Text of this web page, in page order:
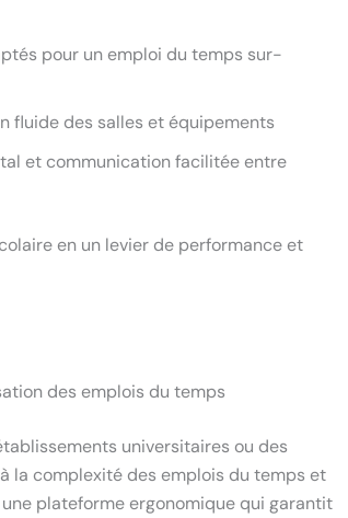
pour un emploi du temps sur-
fluide des salles et équipements
et communication facilitée entre
en un levier de performance et
des emplois du temps
universitaires ou des
la complexité des emplois du temps et
plateforme ergonomique qui garantit